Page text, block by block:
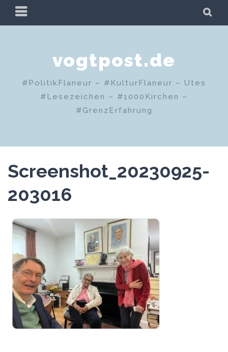
Zum
PRIMÄRES
MENÜ
vogtpost.de
#PolitikFlaneur – #KulturFlaneur – Utes
#Lesezeichen – #1000Kirchen –
#GrenzErfahrung
Screenshot_20230925-
203016